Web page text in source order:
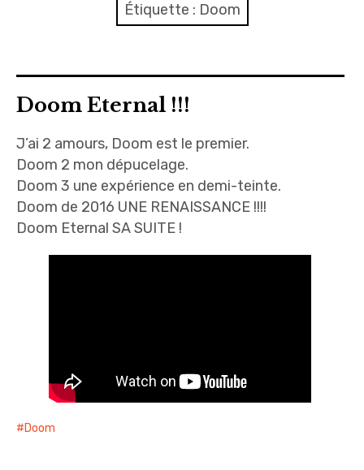
Étiquette : Doom
Doom Eternal !!!
J’ai 2 amours, Doom est le premier.
Doom 2 mon dépucelage.
Doom 3 une expérience en demi-teinte.
Doom de 2016 UNE RENAISSANCE !!!!
Doom Eternal SA SUITE !
Doom